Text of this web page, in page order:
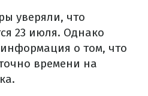
уверяли, что
23 июля. Однако
о том, что
времени на